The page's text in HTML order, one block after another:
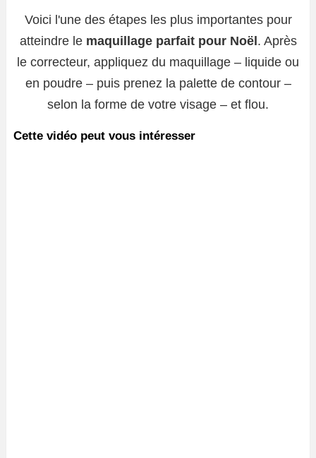
Voici l'une des étapes les plus importantes pour
atteindre le maquillage parfait pour Noël . Après
le correcteur, appliquez du maquillage – liquide ou
en poudre – puis prenez la palette de contour –
selon la forme de votre visage – et flou.
Cette vidéo peut vous intéresser